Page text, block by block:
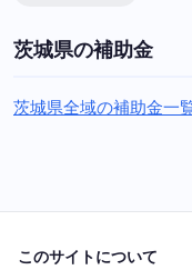
茨城県の補助金
茨城県全域の補助金一
このサイトについて